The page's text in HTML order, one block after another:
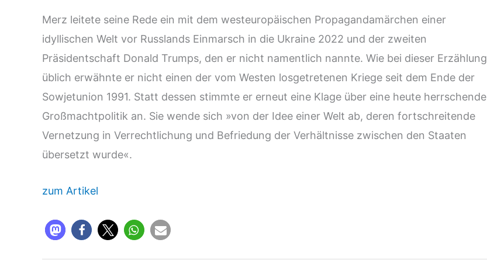
Merz leitete seine Rede ein mit dem westeuropäischen Propagandamärchen einer
idyllischen Welt vor Russlands Einmarsch in die Ukraine 2022 und der zweiten
Präsidentschaft Donald Trumps, den er nicht namentlich nannte. Wie bei dieser Erzählung
üblich erwähnte er nicht einen der vom Westen losgetretenen Kriege seit dem Ende der
Sowjetunion 1991. Statt dessen stimmte er erneut eine Klage über eine heute herrschende
Großmachtpolitik an. Sie wende sich »von der Idee einer Welt ab, deren fortschreitende
Vernetzung in Verrechtlichung und Befriedung der Verhältnisse zwischen den Staaten
übersetzt wurde«.
zum Artikel